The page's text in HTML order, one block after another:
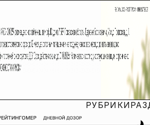
РУБРИКИ